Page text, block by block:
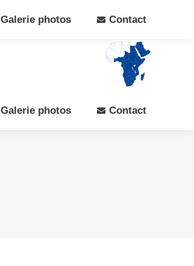
Facebook
opens
in
new
X
opens
in
new
Galerie photos Contact
Galerie photos Contact